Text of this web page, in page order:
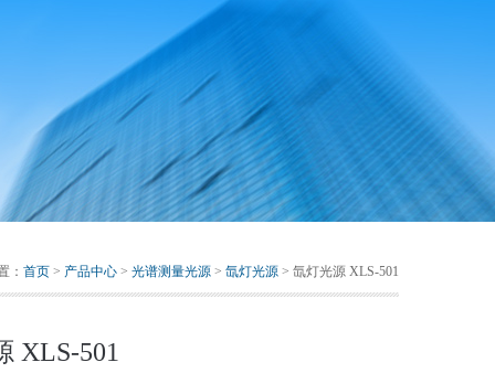
： 首页 > 产品中心 > 光谱测量光源 > 氙灯光源 > 氙灯光源 XLS-501
XLS-501